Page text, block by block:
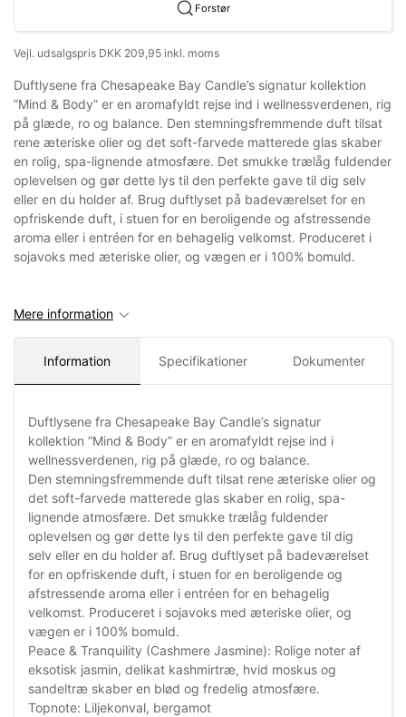
Forstør
Vejl. udsalgspris DKK 209,95 inkl. moms
Duftlysene fra Chesapeake Bay Candle’s signatur kollektion
”Mind & Body” er en aromafyldt rejse ind i wellnessverdenen, rig
på glæde, ro og balance. Den stemningsfremmende duft tilsat
rene æteriske olier og det soft-farvede matterede glas skaber
en rolig, spa-lignende atmosfære. Det smukke trælåg fuldender
oplevelsen og gør dette lys til den perfekte gave til dig selv
eller en du holder af. Brug duftlyset på badeværelset for en
opfriskende duft, i stuen for en beroligende og afstressende
aroma eller i entréen for en behagelig velkomst. Produceret i
sojavoks med æteriske olier, og vægen er i 100% bomuld.
Mere information
Information Specifikationer Dokumenter
Duftlysene fra Chesapeake Bay Candle’s signatur
kollektion ”Mind & Body” er en aromafyldt rejse ind i
wellnessverdenen, rig på glæde, ro og balance.
Den stemningsfremmende duft tilsat rene æteriske olier og
det soft-farvede matterede glas skaber en rolig, spa-
lignende atmosfære. Det smukke trælåg fuldender
oplevelsen og gør dette lys til den perfekte gave til dig
selv eller en du holder af. Brug duftlyset på badeværelset
for en opfriskende duft, i stuen for en beroligende og
afstressende aroma eller i entréen for en behagelig
velkomst. Produceret i sojavoks med æteriske olier, og
vægen er i 100% bomuld.
Peace & Tranquility (Cashmere Jasmine): Rolige noter af
eksotisk jasmin, delikat kashmirtræ, hvid moskus og
sandeltræ skaber en blød og fredelig atmosfære.
Topnote: Liljekonval, bergamot